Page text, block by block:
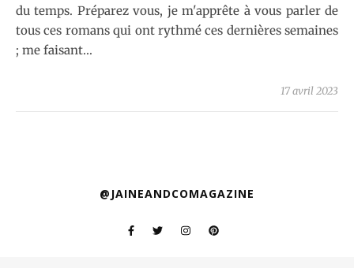
du temps. Préparez vous, je m'apprête à vous parler de
tous ces romans qui ont rythmé ces dernières semaines
; me faisant…
17 avril 2023
@JAINEANDCOMAGAZINE